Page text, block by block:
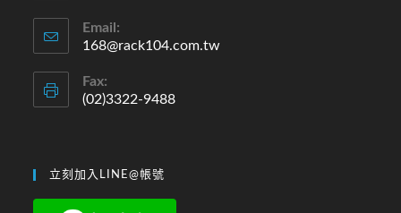
Email:
168@rack104.com.tw
Fax:
(02)3322-9488
立刻加入LINE@帳號